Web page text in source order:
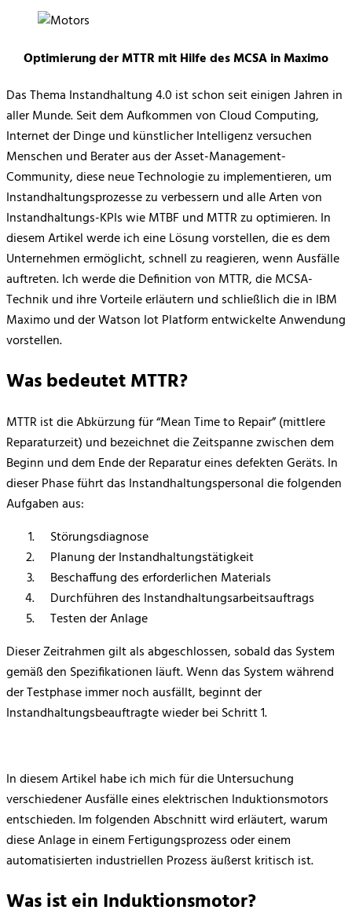
Optimierung der MTTR mit Hilfe des MCSA in Maximo
Das Thema Instandhaltung 4.0 ist schon seit einigen Jahren in
aller Munde. Seit dem Aufkommen von Cloud Computing,
Internet der Dinge und künstlicher Intelligenz versuchen
Menschen und Berater aus der Asset-Management-
Community, diese neue Technologie zu implementieren, um
Instandhaltungsprozesse zu verbessern und alle Arten von
Instandhaltungs-KPIs wie MTBF und MTTR zu optimieren. In
diesem Artikel werde ich eine Lösung vorstellen, die es dem
Unternehmen ermöglicht, schnell zu reagieren, wenn Ausfälle
auftreten. Ich werde die Definition von MTTR, die MCSA-
Technik und ihre Vorteile erläutern und schließlich die in IBM
Maximo und der Watson Iot Platform entwickelte Anwendung
vorstellen.
Was bedeutet MTTR?
MTTR ist die Abkürzung für “Mean Time to Repair” (mittlere
Reparaturzeit) und bezeichnet die Zeitspanne zwischen dem
Beginn und dem Ende der Reparatur eines defekten Geräts. In
dieser Phase führt das Instandhaltungspersonal die folgenden
Aufgaben aus:
Störungsdiagnose
Planung der Instandhaltungstätigkeit
Beschaffung des erforderlichen Materials
Durchführen des Instandhaltungsarbeitsauftrags
Testen der Anlage
Dieser Zeitrahmen gilt als abgeschlossen, sobald das System
gemäß den Spezifikationen läuft. Wenn das System während
der Testphase immer noch ausfällt, beginnt der
Instandhaltungsbeauftragte wieder bei Schritt 1.
In diesem Artikel habe ich mich für die Untersuchung
verschiedener Ausfälle eines elektrischen Induktionsmotors
entschieden. Im folgenden Abschnitt wird erläutert, warum
diese Anlage in einem Fertigungsprozess oder einem
automatisierten industriellen Prozess äußerst kritisch ist.
Was ist ein Induktionsmotor?